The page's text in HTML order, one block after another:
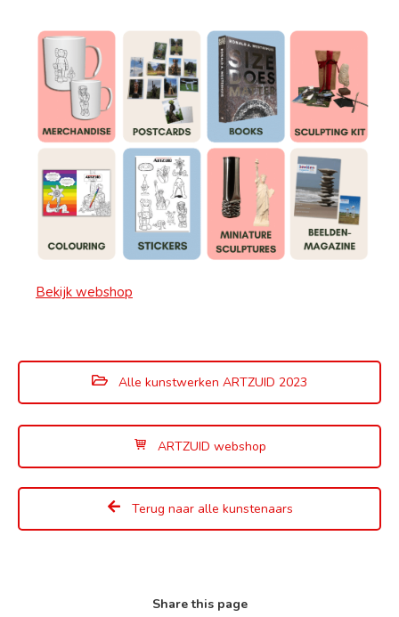
Bekijk webshop
Alle kunstwerken ARTZUID 2023
ARTZUID webshop
Terug naar alle kunstenaars
Share this page